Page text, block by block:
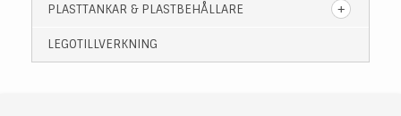
PLASTTANKAR & PLASTBEHÅLLARE
LEGOTILLVERKNING